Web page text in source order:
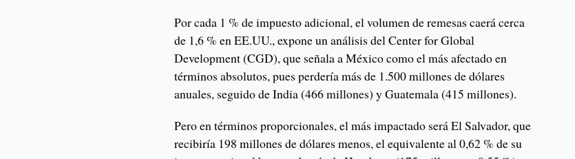
Por cada 1 % de impuesto adicional, el volumen de remesas caerá cerca
de 1,6 % en EE.UU., expone un análisis del Center for Global
Development (CGD), que señala a México como el más afectado en
términos absolutos, pues perdería más de 1.500 millones de dólares
anuales, seguido de India (466 millones) y Guatemala (415 millones).
Pero en términos proporcionales, el más impactado será El Salvador, que
recibiría 198 millones de dólares menos, el equivalente al 0,62 % de su